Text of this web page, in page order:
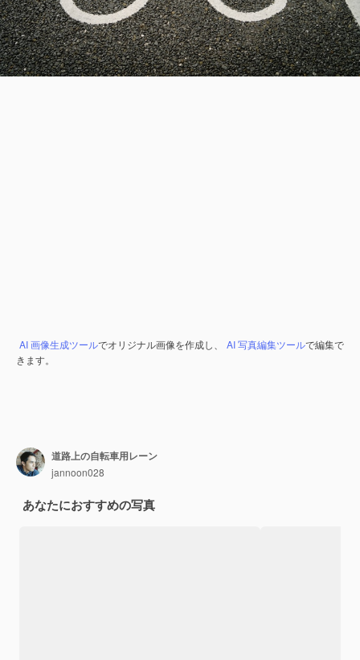
AI 画像生成ツールでオリジナル画像を作成し、 AI 写真編集ツールで編集で
きます。
道路上の自転車用レーン
jannoon028
あなたにおすすめの写真